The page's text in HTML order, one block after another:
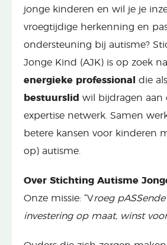
jonge kinderen en wil je je
vroegtijdige herkenning en
ondersteuning bij autisme?
Jonge Kind (AJK) is op zoek
energieke professional
die als
bestuurslid wil bijdragen aan
expertise netwerk. Samen
betere kansen voor kinderen
op) autisme.
Over Stichting Autisme
Onze missie: “Vroeg
investering op maat, winst